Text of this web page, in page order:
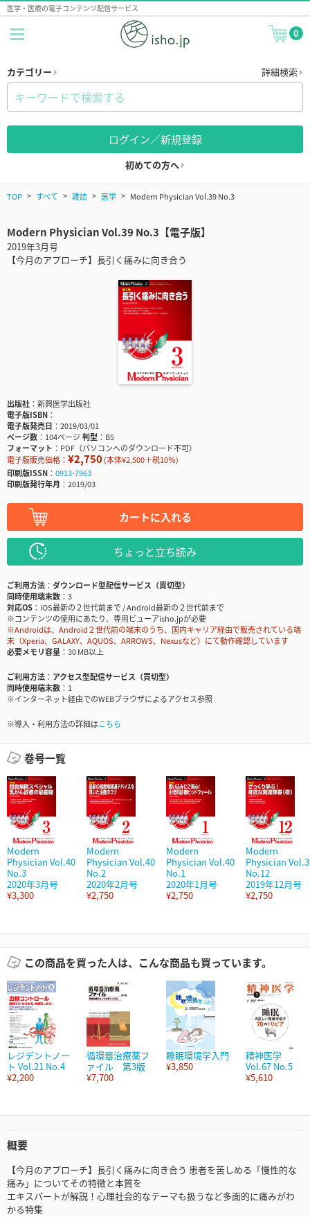
医学・医療の電子コンテンツ配信サービス
0
カテゴリー 詳細検索
ログイン／新規登録
初めての方へ
TOP すべて 雑誌 医学 Modern Physician Vol.39 No.3
Modern Physician Vol.39 No.3【電子版】
2019年3月号
【今月のアプローチ】長引く痛みに向き合う
出版社
新興医学出版社
電子版ISBN
電子版発売日
2019/03/01
ページ数
104ページ判型
B5
フォーマット
PDF（パソコンへのダウンロード不可）
電子版販売価格： ¥2,750(本体¥2,500＋税10％)
印刷版ISSN
0913-7963
印刷版発行年月
2019/03
カートに入れる
ちょっと立ち読み
ご利用方法
ダウンロード型配信サービス（買切型）
同時使用端末数
3
対応OS
iOS最新の２世代前まで / Android最新の２世代前まで
※コンテンツの使用にあたり、専用ビューアisho.jpが必要
※Androidは、Android２世代前の端末のうち、国内キャリア経由で販売されている端
末（Xperia、GALAXY、AQUOS、ARROWS、Nexusなど）にて動作確認しています
必要メモリ容量
30 MB以上
ご利用方法
アクセス型配信サービス（買切型）
同時使用端末数
1
※インターネット経由でのWEBブラウザによるアクセス参照
※導入・利用方法の詳細はこちら
巻号一覧
Modern
Physician Vol.40
No.3
2020年3月号
¥3,300
Modern
Physician Vol.40
No.2
2020年2月号
¥2,750
Modern
Physician Vol.40
No.1
2020年1月号
¥2,750
Modern
Physician
No.12
2019年12月号
¥2,750
この商品を買った人は、こんな商品も買っています。
レジデントノー
ト Vol.21 No.4
¥2,200
循環器治療薬フ
ァイル 第3版
¥7,700
睡眠環境学入門
¥3,850
精神医学
Vol.67 No.5
¥5,610
概要
【今月のアプローチ】長引く痛みに向き合う 患者を苦しめる「慢性的な
痛み」についてその特徴と本質を
エキスパートが解説！心理社会的なテーマも扱うなど多面的に痛みがわ
かる特集